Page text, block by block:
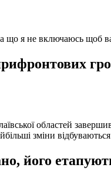
що я не включаюсь щоб
областей
зміни
його